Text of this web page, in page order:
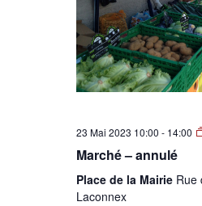
23 Mai 2023 10:00 - 14:00
Marché – annulé
Place de la Mairie Rue
Laconnex